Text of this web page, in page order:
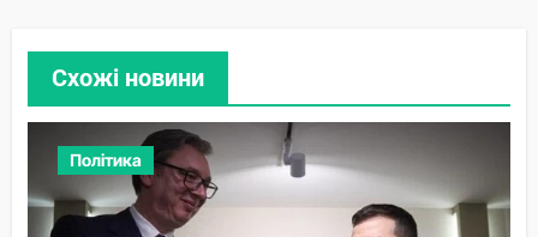
Схожі новини
Політика